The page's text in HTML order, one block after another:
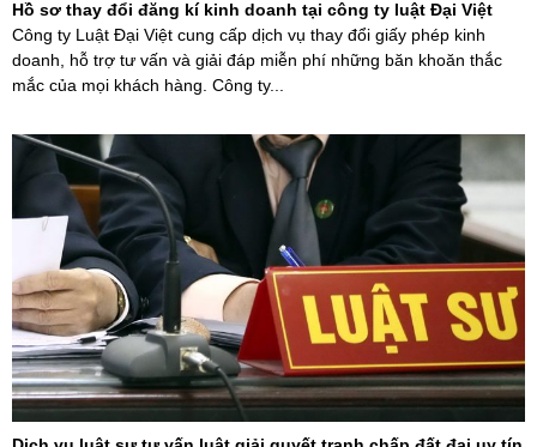
Hồ sơ thay đổi đăng kí kinh doanh tại công ty luật Đại Việt
Công ty Luật Đại Việt cung cấp dịch vụ thay đổi giấy phép kinh
doanh, hỗ trợ tư vấn và giải đáp miễn phí những băn khoăn thắc
mắc của mọi khách hàng. Công ty...